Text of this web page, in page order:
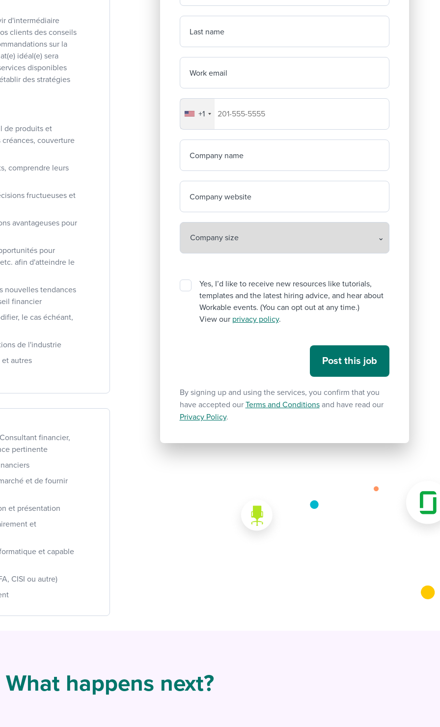
d'intermédiaire
clients des conseils
sur la
idéal(e) sera
disponibles
des stratégies
de produits et
couverture
comprendre leurs
fructueuses et
avantageuses pour
pour
afin d'atteindre le
nouvelles tendances
financier
le cas échéant,
de l'industrie
autres
financier,
pertinente
et de fournir
et présentation
et
et capable
CISI ou autre)
Last name
Work email
Your company's phone number
+1
Company name
Company website
Yes, I’d like to receive new resources like tutorials,
templates and the latest hiring advice, and hear about
Workable events. (You can opt out at any time.)
View our privacy policy.
By signing up and using the services, you confirm that you
have accepted our Terms and Conditionsand have read our
Privacy Policy.
What happens next?